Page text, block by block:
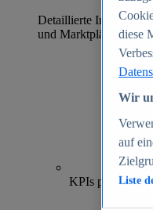
Detaillierte
und Marktplätzen
KPIs pro Shop
diese
Wir
auf
Liste